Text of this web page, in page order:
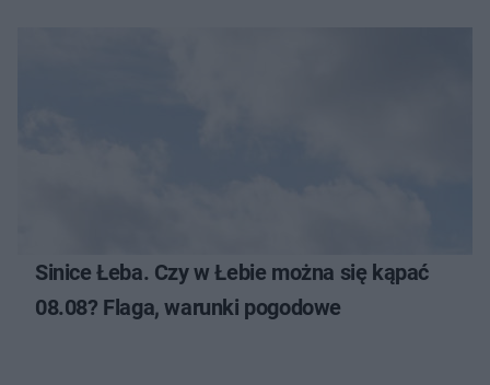
Sinice Łeba. Czy w Łebie można się kąpać
08.08? Flaga, warunki pogodowe